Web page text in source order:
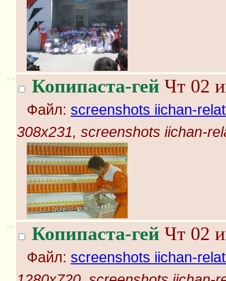
>> Копипаста-гей Чт 02
Файл: screenshots iichan-
308x231, screenshots iichan-
>> Копипаста-гей Чт 02
Файл: screenshots iichan-